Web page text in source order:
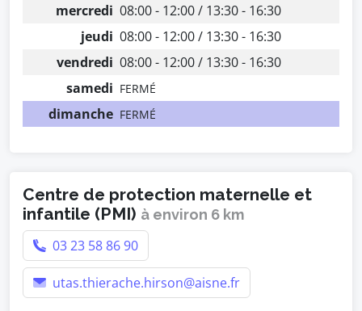
mercredi 08:00 - 12:00 / 13:30 - 16:30
jeudi 08:00 - 12:00 / 13:30 - 16:30
vendredi 08:00 - 12:00 / 13:30 - 16:30
samedi FERMÉ
dimanche FERMÉ
Centre de protection maternelle et
infantile (PMI) à environ 6 km
03 23 58 86 90
utas.thierache.hirson@aisne.fr